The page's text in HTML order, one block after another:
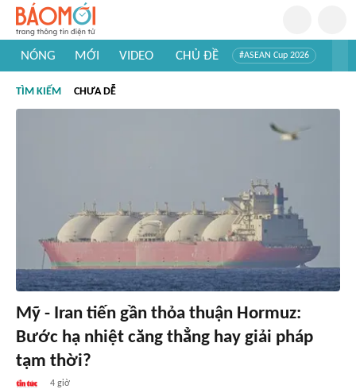
NÓNG MỚI VIDEO CHỦ ĐỀ #ASEAN Cup 2026
#Khám phá thế giới
TÌM KIẾM CHƯA DỄ
Mỹ - Iran tiến gần thỏa thuận Hormuz:
Bước hạ nhiệt căng thẳng hay giải pháp
tạm thời?
4 giờ